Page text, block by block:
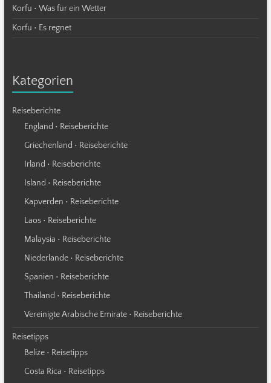
Korfu • Was für ein Wetter
Korfu • Es regnet
Kategorien
Reiseberichte
England • Reiseberichte
Griechenland • Reiseberichte
Irland • Reiseberichte
Island • Reiseberichte
Kapverden • Reiseberichte
Laos • Reiseberichte
Malaysia • Reiseberichte
Niederlande • Reiseberichte
Spanien • Reiseberichte
Thailand • Reiseberichte
Vereinigte Arabische Emirate • Reiseberichte
Reisetipps
Belize • Reisetipps
Costa Rica • Reisetipps